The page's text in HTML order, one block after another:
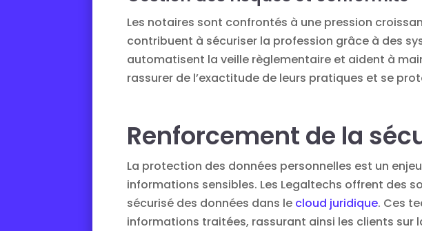
Les notaires sont confrontés à une pression
contribuent à sécuriser la profession grâce à des
automatisent la veille règlementaire et aident à
rassurer de l’exactitude de leurs pratiques et se
Renforcement de la
La protection des données personnelles est un
informations sensibles. Les Legaltechs offrent des
sécurisé des données dans le cloud juridique. Ces
informations traitées, rassurant ainsi les clients sur